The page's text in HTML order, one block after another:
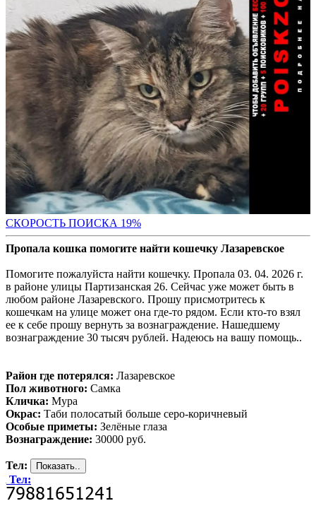
СКОРОСТЬ ПОИСКА 19%
Пропала кошка помогите найти кошечку Лазаревское
Помогите пожалуйста найти кошечку. Пропала 03. 04. 2026 г.
в районе улицы Партизанская 26. Сейчас уже может быть в
любом районе Лазаревского. Прошу присмотритесь к
кошечкам на улице может она где-то рядом. Если кто-то взял
ее к себе прошу вернуть за вознаграждение. Нашедшему
вознаграждение 30 тысяч рублей. Надеюсь на вашу помощь..
Район где потерялся: Лазаревское
Пол животного: Самка
Кличка: Мура
Окрас: Таби полосатый больше серо-коричневый
Особые приметы: Зелёные глаза
Вознаграждение: 30000 руб.
Тел:
Тел: